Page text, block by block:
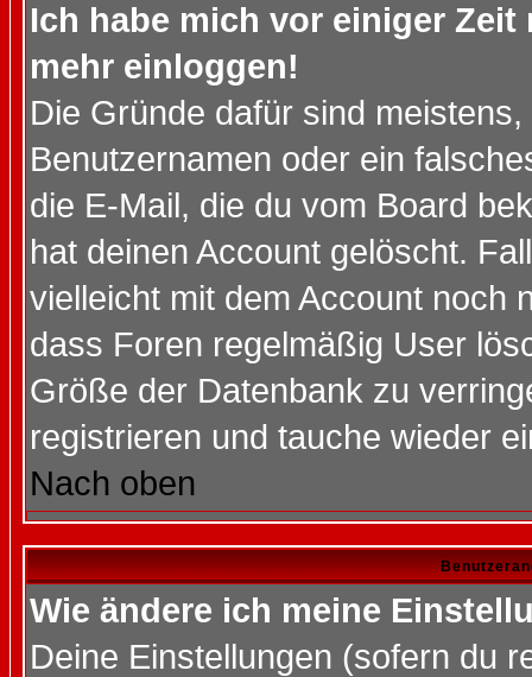
Ich habe mich vor einiger
mehr einloggen!
Die Gründe dafür sind
Benutzernamen oder ein
die E-Mail, die du vom Board
hat deinen Account gelöscht.
vielleicht mit dem Account noch
dass Foren regelmäßig User
Größe der Datenbank zu
registrieren und tauche wieder
Nach oben
Wie ändere ich meine
Deine Einstellungen (sofern du